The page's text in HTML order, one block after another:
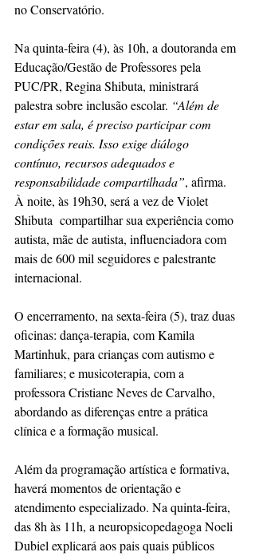
no Conservatório.
Na quinta-feira (4), às 10h, a doutoranda em
Educação/Gestão de Professores pela
PUC/PR, Regina Shibuta, ministrará
palestra sobre inclusão escolar. “Além de
estar em sala, é preciso participar com
condições reais. Isso exige diálogo
contínuo, recursos adequados e
responsabilidade compartilhada”, afirma.
À noite, às 19h30, será a vez de Violet
Shibuta  compartilhar sua experiência como
autista, mãe de autista, influenciadora com
mais de 600 mil seguidores e palestrante
internacional.
O encerramento, na sexta-feira (5), traz duas
oficinas: dança-terapia, com Kamila
Martinhuk, para crianças com autismo e
familiares; e musicoterapia, com a
professora Cristiane Neves de Carvalho,
abordando as diferenças entre a prática
clínica e a formação musical.
Além da programação artística e formativa,
haverá momentos de orientação e
atendimento especializado. Na quinta-feira,
das 8h às 11h, a neuropsicopedagoga Noeli
Dubiel explicará aos pais quais públicos